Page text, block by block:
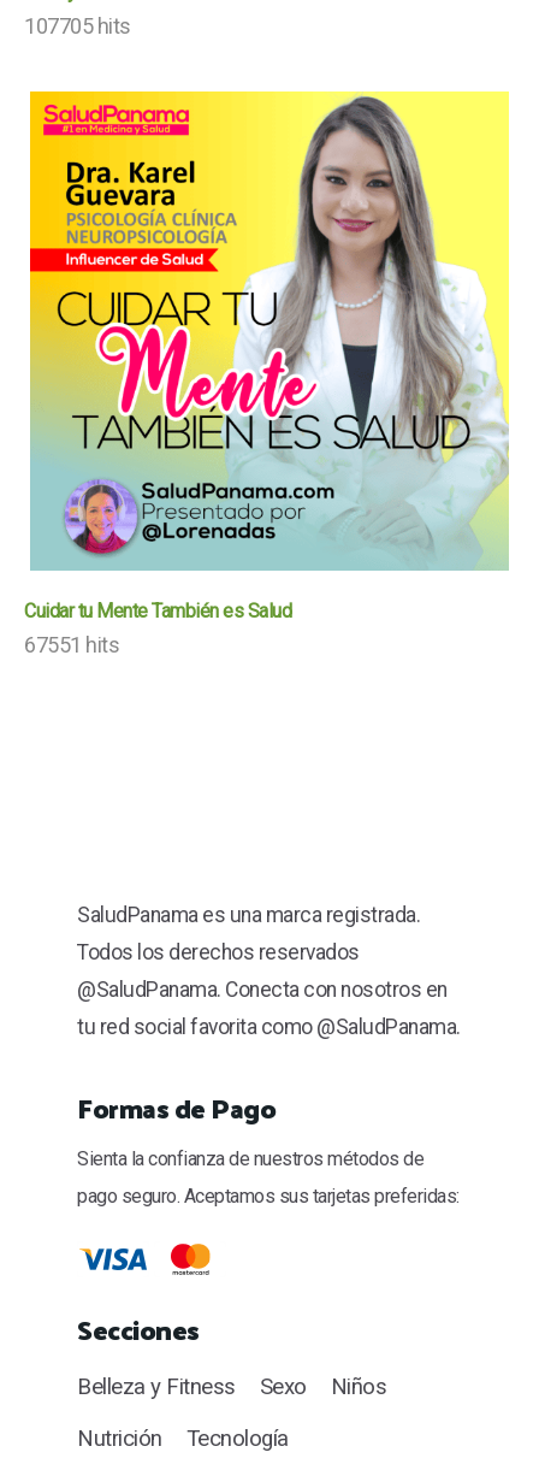
107705 hits
Cuidar tu Mente También es Salud
67551 hits
SaludPanama es una marca registrada.
Todos los derechos reservados
@SaludPanama. Conecta con nosotros en
tu red social favorita como @SaludPanama.
Formas de Pago
Sienta la confianza de nuestros métodos de
pago seguro. Aceptamos sus tarjetas preferidas:
Secciones
Belleza y Fitness Sexo
Niños
Nutrición
Tecnología